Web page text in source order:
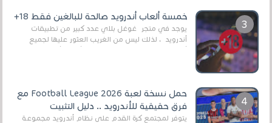
خمسة ألعاب أندرويد صالحة للبالغين فقط 18+
يوجد في متجر غوغل بلاي عدد كبير من تطبيقات
أندرويد ، لذلك ليس من الغريب العثور عليها لجميع
حمل نسخة لعبة Football League 2026 مع
فرق حقيقية للأندرويد .. دليل التثبيت
يتوفر لمجتمع كرة القدم على نظام أندرويد مجموعة